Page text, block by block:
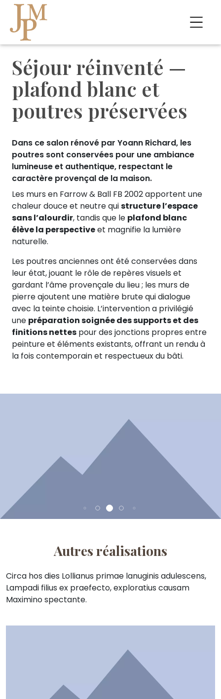
Séjour réinventé —
plafond blanc et
poutres préservées
Dans ce salon rénové par Yoann Richard, les
poutres sont conservées pour une ambiance
lumineuse et authentique, respectant le
caractère provençal de la maison.
Les murs en Farrow & Ball FB 2002 apportent une
chaleur douce et neutre quistructure l’espace
sans l’alourdir, tandis que le plafond blanc
élève la perspectiveet magnifie la lumière
naturelle.
Les poutres anciennes ont été conservées dans
leur état, jouant le rôle de repères visuels et
gardant l’âme provençale du lieu ; les murs de
pierre ajoutent une matière brute qui dialogue
avec la teinte choisie. L’intervention a privilégié
une préparation soignée des supports et des
finitions nettes pour des jonctions propres entre
peinture et éléments existants, offrant un rendu à
la fois contemporain et respectueux du bâti.
Autres réalisations
Circa hos dies Lollianus primae lanuginis adulescens,
Lampadi filius ex praefecto, exploratius causam
Maximino spectante.